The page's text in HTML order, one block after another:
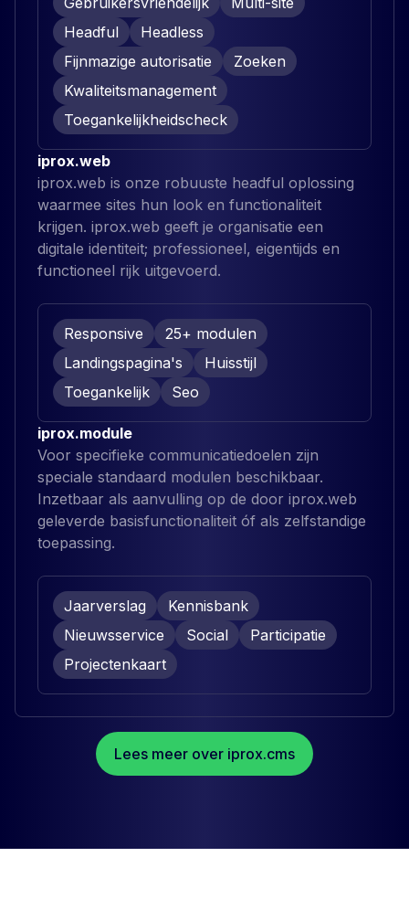
Headful
Headless
Fijnmazige autorisatie
Zoeken
Kwaliteitsmanagement
Toegankelijkheidscheck
iprox.web
iprox.web is onze robuuste headful oplossing
waarmee sites hun look en functionaliteit
krijgen. iprox.web geeft je organisatie een
digitale identiteit; professioneel, eigentijds en
functioneel rijk uitgevoerd.
Responsive
25+ modulen
Landingspagina's
Huisstijl
Toegankelijk
Seo
iprox.module
Voor specifieke communicatiedoelen zijn
speciale standaard modulen beschikbaar.
Inzetbaar als aanvulling op de door iprox.web
geleverde basisfunctionaliteit óf als zelfstandige
toepassing.
Jaarverslag
Kennisbank
Nieuwsservice
Social
Participatie
Projectenkaart
Lees meer over iprox.cms